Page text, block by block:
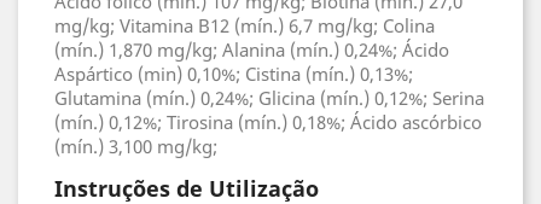
mg/kg; Vitamina B12 (mín.) 6,7 mg/kg; Colina
(mín.) 1,870 mg/kg; Alanina (mín.) 0,24%; Ácido
Aspártico (min) 0,10%; Cistina (mín.) 0,13%;
Glutamina (mín.) 0,24%; Glicina (mín.) 0,12%; Serina
(mín.) 0,12%; Tirosina (mín.) 0,18%; Ácido ascórbico
(mín.) 3,100 mg/kg;
Instruções de Utilização